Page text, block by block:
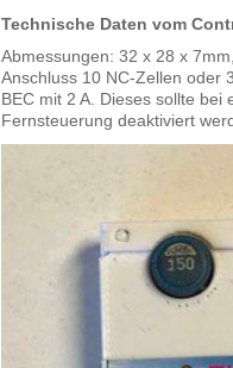
Technische Daten vom
Abmessungen: 32 x 28 x
Anschluss 10 NC-Zellen oder
BEC mit 2 A. Dieses sollte
Fernsteuerung deaktiviert